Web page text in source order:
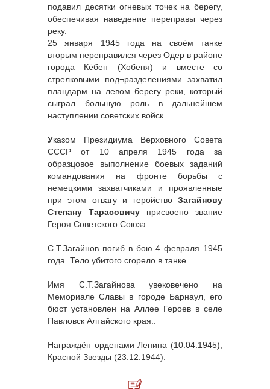
подавил десятки огневых точек на берегу,
обеспечивая наведение переправы через
реку.
25 января 1945 года на своём танке
вторым переправился через Одер в районе
города Кёбен (Хобеня) и вместе со
стрелковыми под¬разделениями захватил
плацдарм на левом берегу реки, который
сыграл большую роль в дальнейшем
наступлении советских войск.
Указом Президиума Верховного Совета
СССР от 10 апреля 1945 года за
образцовое выполнение боевых заданий
командования на фронте борьбы с
немецкими захватчиками и проявленные
при этом отвагу и геройство Загайнову
Степану Тарасовичу присвоено звание
Героя Советского Союза.
С.Т.Загайнов погиб в бою 4 февраля 1945
года. Тело убитого сгорело в танке.
Имя С.Т.Загайнова увековечено на
Мемориале Славы в городе Барнаул, его
бюст установлен на Аллее Героев в селе
Павловск Алтайского края..
Награждён орденами Ленина (10.04.1945),
Красной Звезды (23.12.1944).